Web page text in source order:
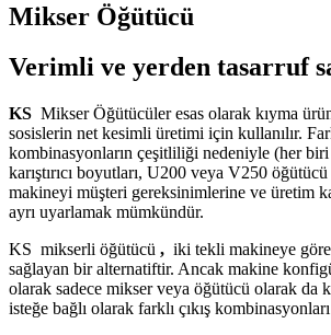
Mikser Öğütücü
Verimli ve yerden tasarruf
KS Mikser Öğütücüler esas olarak kıyma
sosislerin net kesimli üretimi için kullanılır.
kombinasyonların çeşitliliği nedeniyle (her biri
karıştırıcı boyutları, U200 veya V250
makineyi müşteri gereksinimlerine ve üretim
ayrı uyarlamak mümkündür.
KS mikserli öğütücü , iki tekli makineye
sağlayan bir alternatiftir. Ancak makine
olarak sadece mikser veya öğütücü olarak da
isteğe bağlı olarak farklı çıkış